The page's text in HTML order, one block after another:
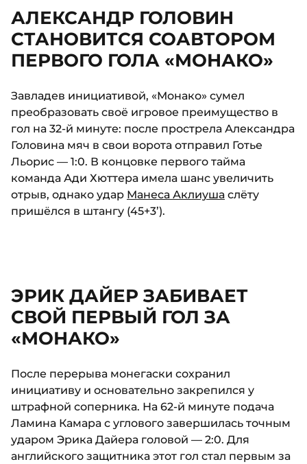
АЛЕКСАНДР ГОЛОВИН
СТАНОВИТСЯ СОАВТОРОМ
ПЕРВОГО ГОЛА «МОНАКО»
Завладев инициативой, «Монако» сумел
преобразовать своё игровое преимущество в
гол на 32-й минуте: после прострела Александра
Головина мяч в свои ворота отправил Готье
Льорис — 1:0. В концовке первого тайма
команда Ади Хюттера имела шанс увеличить
отрыв, однако удар Манеса Аклиуша слёту
пришёлся в штангу (45+3’).
ЭРИК ДАЙЕР ЗАБИВАЕТ
СВОЙ ПЕРВЫЙ ГОЛ ЗА
«МОНАКО»
После перерыва монегаски сохранил
инициативу и основательно закрепился у
штрафной соперника. На 62-й минуте подача
Ламина Камара с углового завершилась точным
ударом Эрика Дайера головой — 2:0. Для
английского защитника этот гол стал первым за